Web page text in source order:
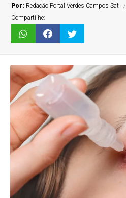
Por: Redação Portal Verdes Campos Sat
Compartilhe: